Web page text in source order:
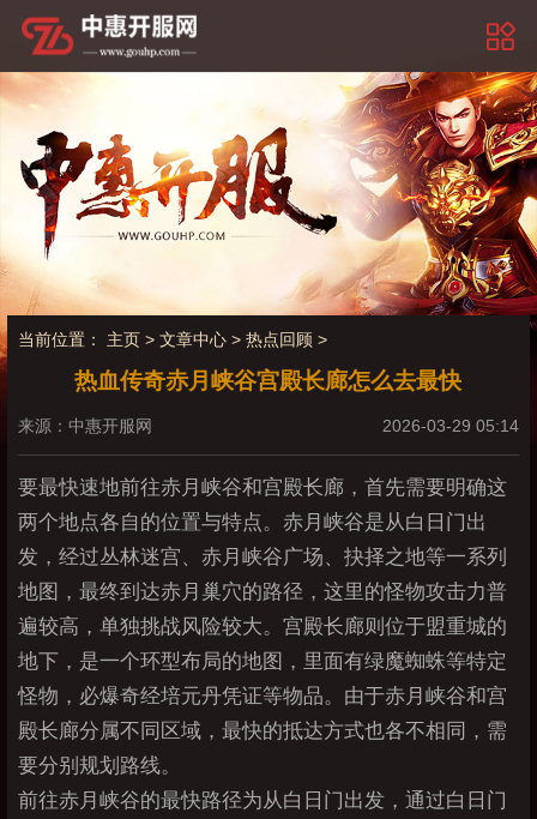
当前位置： 主页> 文章中心> 热点回顾>
热血传奇赤月峡谷宫殿长廊怎么去最快
来源：中惠开服网 2026-03-29 05:14
要最快速地前往赤月峡谷和宫殿长廊，首先需要明确这
两个地点各自的位置与特点。赤月峡谷是从白日门出
发，经过丛林迷宫、赤月峡谷广场、抉择之地等一系列
地图，最终到达赤月巢穴的路径，这里的怪物攻击力普
遍较高，单独挑战风险较大。宫殿长廊则位于盟重城的
地下，是一个环型布局的地图，里面有绿魔蜘蛛等特定
怪物，必爆奇经培元丹凭证等物品。由于赤月峡谷和宫
殿长廊分属不同区域，最快的抵达方式也各不相同，需
要分别规划路线。
前往赤月峡谷的最快路径为从白日门出发，通过白日门